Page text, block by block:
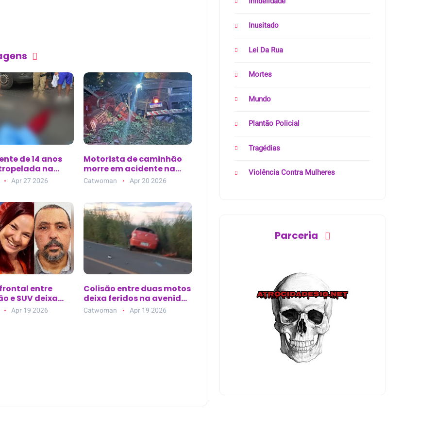
de 14 anos
na
da avenida
Lemos, em Belém
Apr 27 2026
Motorista de caminhão
morre em acidente na
BA-144, entre Morro do
Chapéu e Várzea Nova
Catwoman Apr 20 2026
entre
e SUV deixa
na BR-101
Apr 19 2026
Colisão entre duas motos
deixa feridos na avenida
principal de Nova
Esperança do Piriá (PA)
Catwoman Apr 19 2026
Inusitado
Lei Da Rua
Mortes
Mundo
Plantão Policial
Tragédias
Violência Contra Mulheres
Parceria